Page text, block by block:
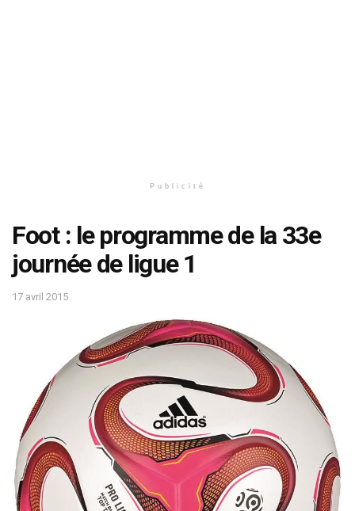
Publicité
Foot : le programme de la 33e
journée de ligue 1
17 avril 2015